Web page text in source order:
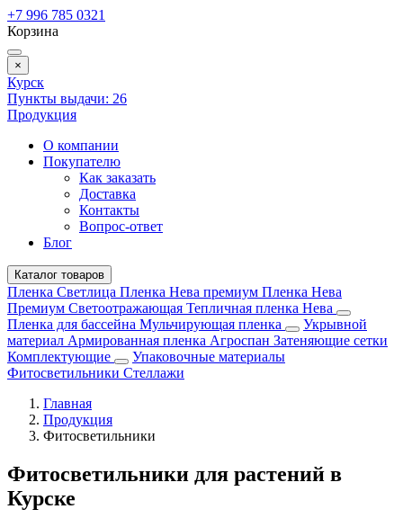
+7 996 785 0321
Корзина
×
Курск
Пункты выдачи: 26
Продукция
О компании
Покупателю
Как заказать
Доставка
Контакты
Вопрос-ответ
Блог
Каталог товаров
Пленка Светлица Пленка Нева премиум Пленка Нева
Премиум Светоотражающая Тепличная пленка Нева
Пленка для бассейна Мульчирующая пленка
Укрывной
материал Армированная пленка Агроспан Затеняющие сетки
Комплектующие
Упаковочные материалы
Фитосветильники Стеллажи
Главная
Продукция
Фитосветильники
Фитосветильники для растений в
Курске